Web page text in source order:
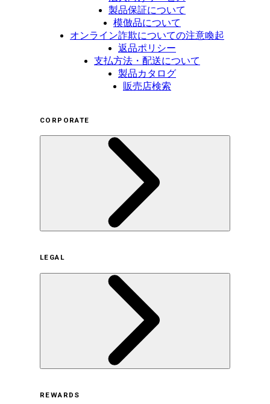
製品保証について
模倣品について
オンライン詐欺についての注意喚起
返品ポリシー
支払方法・配送について
製品カタログ
販売店検索
CORPORATE
サステナビリティの取り組み（日本）
サステナビリティの取り組み（米国/英語）
ヒストリー
採用情報
LEGAL
REWARDS